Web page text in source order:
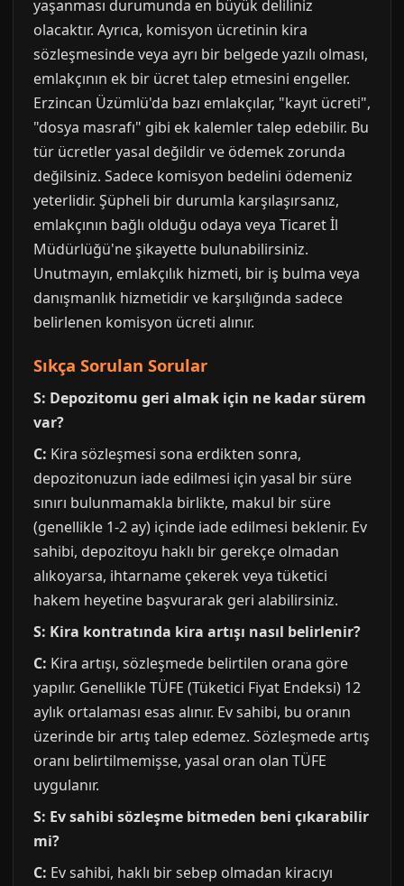
yaşanması durumunda en büyük deliliniz
olacaktır. Ayrıca, komisyon ücretinin kira
sözleşmesinde veya ayrı bir belgede yazılı olması,
emlakçının ek bir ücret talep etmesini engeller.
Erzincan Üzümlü'da bazı emlakçılar, "kayıt ücreti",
"dosya masrafı" gibi ek kalemler talep edebilir. Bu
tür ücretler yasal değildir ve ödemek zorunda
değilsiniz. Sadece komisyon bedelini ödemeniz
yeterlidir. Şüpheli bir durumla karşılaşırsanız,
emlakçının bağlı olduğu odaya veya Ticaret İl
Müdürlüğü'ne şikayette bulunabilirsiniz.
Unutmayın, emlakçılık hizmeti, bir iş bulma veya
danışmanlık hizmetidir ve karşılığında sadece
belirlenen komisyon ücreti alınır.
Sıkça Sorulan Sorular
S: Depozitomu geri almak için ne kadar sürem
var?
C: Kira sözleşmesi sona erdikten sonra,
depozitonuzun iade edilmesi için yasal bir süre
sınırı bulunmamakla birlikte, makul bir süre
(genellikle 1-2 ay) içinde iade edilmesi beklenir. Ev
sahibi, depozitoyu haklı bir gerekçe olmadan
alıkoyarsa, ihtarname çekerek veya tüketici
hakem heyetine başvurarak geri alabilirsiniz.
S: Kira kontratında kira artışı nasıl belirlenir?
C: Kira artışı, sözleşmede belirtilen orana göre
yapılır. Genellikle TÜFE (Tüketici Fiyat Endeksi) 12
aylık ortalaması esas alınır. Ev sahibi, bu oranın
üzerinde bir artış talep edemez. Sözleşmede artış
oranı belirtilmemişse, yasal oran olan TÜFE
uygulanır.
S: Ev sahibi sözleşme bitmeden beni çıkarabilir
mi?
C: Ev sahibi, haklı bir sebep olmadan kiracıyı